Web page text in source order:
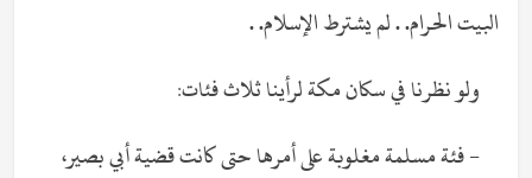
البيت الحرام. . لم يشترط الإسلام. .
ولو نظرنا في سكان مكة لرأينا ثلاث فئات:
- فئة مسلمة مغلوبة على أمرها حتى كانت قضية أبي بصير،